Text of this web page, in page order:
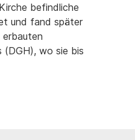
befindliche
und fand später
erbauten
(DGH), wo sie bis